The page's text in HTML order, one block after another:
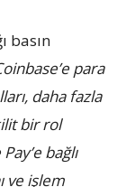
basın
para
daha fazla
bir rol
bağlı
ve işlem